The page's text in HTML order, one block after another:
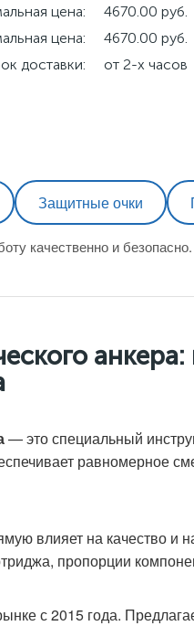
цена:
4670.00 руб.
цена:
4670.00 руб.
доставки:
от 2-х часов
Защитные очки
качественно и безопасно.
— это специальный
равномерное
влияет на качество и
пропорции
с 2015 года.